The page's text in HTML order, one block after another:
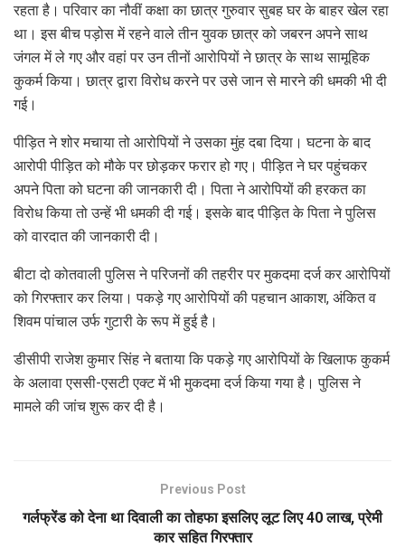
रहता है। परिवार का नौवीं कक्षा का छात्र गुरुवार सुबह घर के बाहर खेल रहा
था। इस बीच पड़ोस में रहने वाले तीन युवक छात्र को जबरन अपने साथ
जंगल में ले गए और वहां पर उन तीनों आरोपियों ने छात्र के साथ सामूहिक
कुकर्म किया। छात्र द्वारा विरोध करने पर उसे जान से मारने की धमकी भी दी
गई।
पीड़ित ने शोर मचाया तो आरोपियों ने उसका मुंह दबा दिया। घटना के बाद
आरोपी पीड़ित को मौके पर छोड़कर फरार हो गए। पीड़ित ने घर पहुंचकर
अपने पिता को घटना की जानकारी दी। पिता ने आरोपियों की हरकत का
विरोध किया तो उन्हें भी धमकी दी गई। इसके बाद पीड़ित के पिता ने पुलिस
को वारदात की जानकारी दी।
बीटा दो कोतवाली पुलिस ने परिजनों की तहरीर पर मुकदमा दर्ज कर आरोपियों
को गिरफ्तार कर लिया। पकड़े गए आरोपियों की पहचान आकाश, अंकित व
शिवम पांचाल उर्फ गुटारी के रूप में हुई है।
डीसीपी राजेश कुमार सिंह ने बताया कि पकड़े गए आरोपियों के खिलाफ कुकर्म
के अलावा एससी-एसटी एक्ट में भी मुकदमा दर्ज किया गया है। पुलिस ने
मामले की जांच शुरू कर दी है।
Previous Post
गर्लफ्रेंड को देना था दिवाली का तोहफा इसलिए लूट लिए 40 लाख, प्रेमी
कार सहित गिरफ्तार